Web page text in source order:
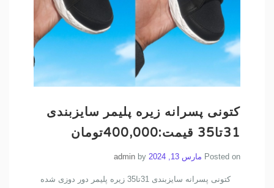
کتونی پسرانه زیره پلیمر سایزبندی
31تا35 قیمت:400,000تومان
Posted on مارس 13, 2024 admin
کتونی پسرانه سایزبندی 31تا35 زیره پلیمر دور دوزی شده